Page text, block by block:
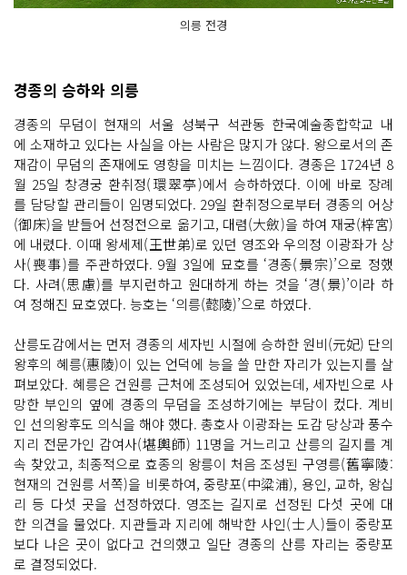
의릉 전경
경종의 승하와 의릉
경종의 무덤이 현재의 서울 성북구 석관동 한국예술종합학교 내
에 소재하고 있다는 사실을 아는 사람은 많지가 않다. 왕으로서의 존
재감이 무덤의 존재에도 영향을 미치는 느낌이다. 경종은 1724년 8
월 25일 창경궁 환취정(環翠亭)에서 승하하였다. 이에 바로 장례
를 담당할 관리들이 임명되었다. 29일 환취정으로부터 경종의 어상
(御床)을 받들어 선정전으로 옮기고, 대렴(大斂)을 하여 재궁(梓宮)
에 내렸다. 이때 왕세제(王世弟)로 있던 영조와 우의정 이광좌가 상
사(喪事)를 주관하였다. 9월 3일에 묘호를 ‘경종(景宗)’으로 정했
다. 사려(思慮)를 부지런하고 원대하게 하는 것을 ‘경(景)’이라 하
여 정해진 묘호였다. 능호는 ‘의릉(懿陵)’으로 하였다.
산릉도감에서는 먼저 경종의 세자빈 시절에 승하한 원비(元妃) 단의
왕후의 혜릉(惠陵)이 있는 언덕에 능을 쓸 만한 자리가 있는지를 살
펴보았다. 혜릉은 건원릉 근처에 조성되어 있었는데, 세자빈으로 사
망한 부인의 옆에 경종의 무덤을 조성하기에는 부담이 컸다. 계비
인 선의왕후도 의식을 해야 했다. 총호사 이광좌는 도감 당상과 풍수
지리 전문가인 감여사(堪輿師) 11명을 거느리고 산릉의 길지를 계
속 찾았고, 최종적으로 효종의 왕릉이 처음 조성된 구영릉(舊寧陵:
현재의 건원릉 서쪽)을 비롯하여, 중량포(中粱浦), 용인, 교하, 왕십
리 등 다섯 곳을 선정하였다. 영조는 길지로 선정된 다섯 곳에 대
한 의견을 물었다. 지관들과 지리에 해박한 사인(士人)들이 중랑포
보다 나은 곳이 없다고 건의했고 일단 경종의 산릉 자리는 중량포
로 결정되었다.